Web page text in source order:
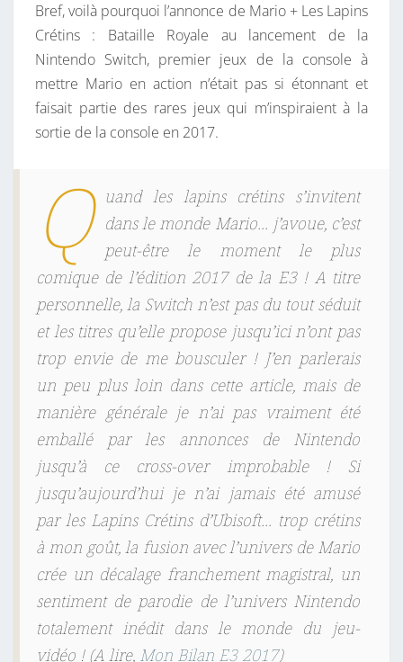
Bref, voilà pourquoi l’annonce de Mario + Les Lapins
Crétins : Bataille Royale au lancement de la
Nintendo Switch, premier jeux de la console à
mettre Mario en action n’était pas si étonnant et
faisait partie des rares jeux qui m’inspiraient à la
sortie de la console en 2017.
Q uand les lapins crétins s’invitent
dans le monde Mario… j’avoue, c’est
peut-être le moment le plus
comique de l’édition 2017 de la E3 ! A titre
personnelle, la Switch n’est pas du tout séduit
et les titres qu’elle propose jusqu’ici n’ont pas
trop envie de me bousculer ! J’en parlerais
un peu plus loin dans cette article, mais de
manière générale je n’ai pas vraiment été
emballé par les annonces de Nintendo
jusqu’à ce cross-over improbable ! Si
jusqu’aujourd’hui je n’ai jamais été amusé
par les Lapins Crétins d’Ubisoft… trop crétins
à mon goût, la fusion avec l’univers de Mario
crée un décalage franchement magistral, un
sentiment de parodie de l’univers Nintendo
totalement inédit dans le monde du jeu-